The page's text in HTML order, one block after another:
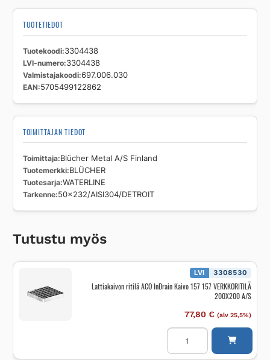
TUOTETIEDOT
Tuotekoodi 3304438
LVI-numero 3304438
Valmistajakoodi 697.006.030
EAN 5705499122862
TOIMITTAJAN TIEDOT
Toimittaja Blücher Metal A/S Finland
Tuotemerkki BLÜCHER
Tuotesarja WATERLINE
Tarkenne 50x232/AISI304/DETROIT
Tutustu myös
LVI 3308530
Lattiakaivon ritilä ACO InDrain Kaivo 157 157 VERKKORITILÄ
200X200 A/S
77,80 € (alv 25,5%)
Lattiakaivon
InDrain